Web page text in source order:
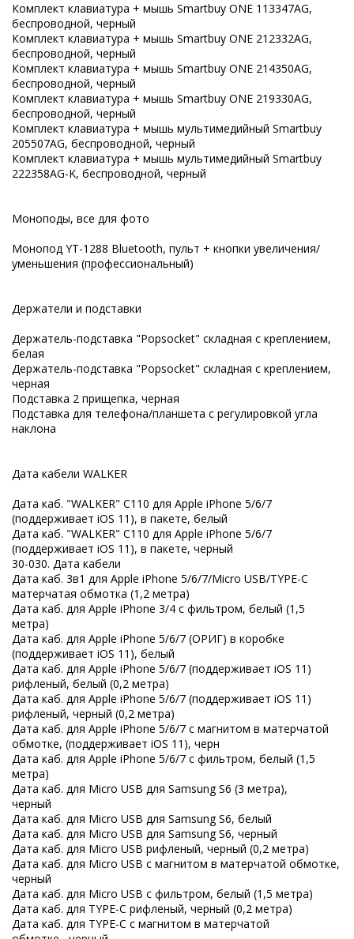
Комплект клавиатура + мышь Smartbuy ONE 113347AG,
беспроводной, черный
Комплект клавиатура + мышь Smartbuy ONE 212332AG,
беспроводной, черный
Комплект клавиатура + мышь Smartbuy ONE 214350AG,
беспроводной, черный
Комплект клавиатура + мышь Smartbuy ONE 219330AG,
беспроводной, черный
Комплект клавиатура + мышь мультимедийный Smartbuy
205507AG, беспроводной, черный
Комплект клавиатура + мышь мультимедийный Smartbuy
222358AG-K, беспроводной, черный
Моноподы, все для фото
Монопод YT-1288 Bluetooth, пульт + кнопки увеличения/
уменьшения (профессиональный)
Держатели и подставки
Держатель-подставка "Popsocket" складная с креплением,
белая
Держатель-подставка "Popsocket" складная с креплением,
черная
Подставка 2 прищепка, черная
Подставка для телефона/планшета с регулировкой угла
наклона
Дата кабели WALKER
Дата каб. "WALKER" C110 для Apple iPhone 5/6/7
(поддерживает iOS 11), в пакете, белый
Дата каб. "WALKER" C110 для Apple iPhone 5/6/7
(поддерживает iOS 11), в пакете, черный
30-030. Дата кабели
Дата каб. 3в1 для Apple iPhone 5/6/7/Micro USB/TYPE-C
матерчатая обмотка (1,2 метра)
Дата каб. для Apple iPhone 3/4 с фильтром, белый (1,5
метра)
Дата каб. для Apple iPhone 5/6/7 (ОРИГ) в коробке
(поддерживает iOS 11), белый
Дата каб. для Apple iPhone 5/6/7 (поддерживает iOS 11)
рифленый, белый (0,2 метра)
Дата каб. для Apple iPhone 5/6/7 (поддерживает iOS 11)
рифленый, черный (0,2 метра)
Дата каб. для Apple iPhone 5/6/7 с магнитом в матерчатой
обмотке, (поддерживает iOS 11), черн
Дата каб. для Apple iPhone 5/6/7 с фильтром, белый (1,5
метра)
Дата каб. для Micro USB для Samsung S6 (3 метра),
черный
Дата каб. для Micro USB для Samsung S6, белый
Дата каб. для Micro USB для Samsung S6, черный
Дата каб. для Micro USB рифленый, черный (0,2 метра)
Дата каб. для Micro USB с магнитом в матерчатой обмотке,
черный
Дата каб. для Micro USB с фильтром, белый (1,5 метра)
Дата каб. для TYPE-C рифленый, черный (0,2 метра)
Дата каб. для TYPE-C с магнитом в матерчатой